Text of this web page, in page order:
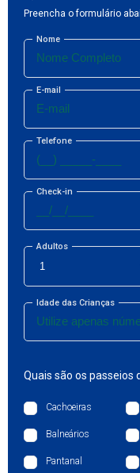
Preencha o formulário
Nome
E-mail
Telefone
Check-in
Adultos
Idade das Crianças
Quais são os passeios
Cachoeiras
Balneários
Pantanal